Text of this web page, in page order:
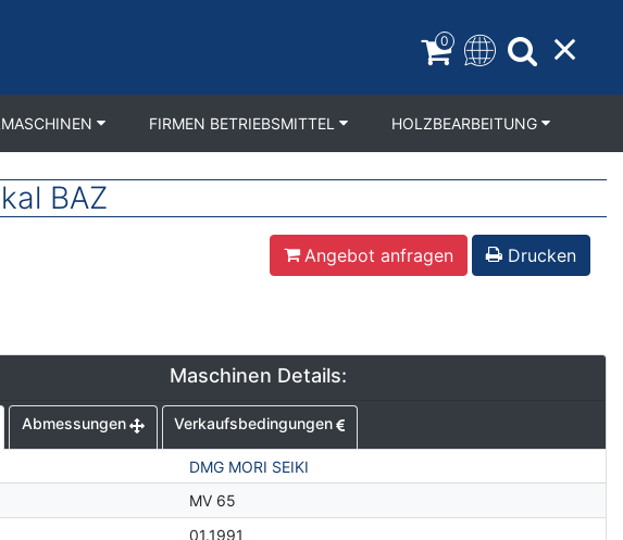
0
FIRMEN BETRIEBSMITTEL HOLZBEARBEITUNG
BAZ
Angebot anfragen Drucken
Maschinen Details:
Abmessungen Verkaufsbedingungen
DMG MORI SEIKI
MV 65
01.1991